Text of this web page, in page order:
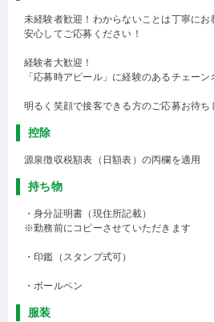
未経験者歓迎！わからないことは丁寧にお
安心してご応募ください！
経験者大歓迎！
「応募時アピール」に経験のあるチェー
明るく笑顔で接客できる方のご応募お待ち
控除
源泉徴収税額表（日額表）の丙欄を適用
持ち物
・身分証明書（現住所記載）
※勤務前にコピーさせていただきます
・印鑑（スタンプ式可）
・ボールペン
服装